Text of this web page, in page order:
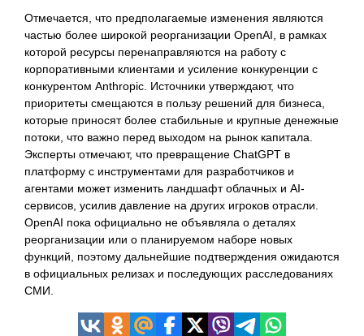
Отмечается, что предполагаемые изменения являются
частью более широкой реорганизации OpenAI, в рамках
которой ресурсы перенаправляются на работу с
корпоративными клиентами и усиление конкуренции с
конкурентом Anthropic. Источники утверждают, что
приоритеты смещаются в пользу решений для бизнеса,
которые приносят более стабильные и крупные денежные
потоки, что важно перед выходом на рынок капитала.
Эксперты отмечают, что превращение ChatGPT в
платформу с инструментами для разработчиков и
агентами может изменить ландшафт облачных и AI-
сервисов, усилив давление на других игроков отрасли.
OpenAI пока официально не объявляла о деталях
реорганизации или о планируемом наборе новых
функций, поэтому дальнейшие подтверждения ожидаются
в официальных релизах и последующих расследованиях
СМИ.